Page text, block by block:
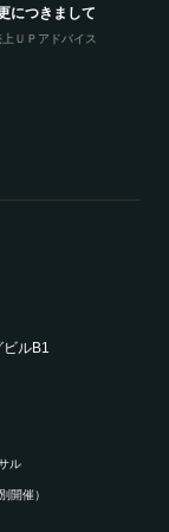
につきまして
上ＵＰアドバイス
ルB1
ル
開催）